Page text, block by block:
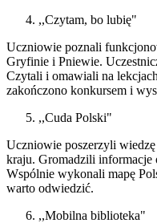
,,Czytam, bo lubię"
Uczniowie poznali
Gryfinie i Pniewie.
Czytali i omawiali na
zakończono konkursem i
,,Cuda Polski"
Uczniowie poszerzyli
kraju. Gromadzili informacje
Wspólnie wykonali mapę
warto odwiedzić.
,,Mobilna biblioteka"